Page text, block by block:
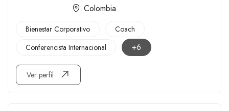
Colombia
Bienestar Corporativo
Coach
Conferencista Internacional
+6
Ver perfil